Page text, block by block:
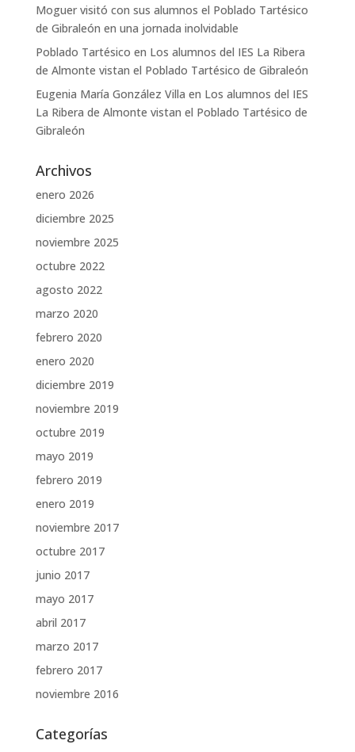
Moguer visitó con sus alumnos el Poblado Tartésico
de Gibraleón en una jornada inolvidable
Poblado Tartésico en Los alumnos del IES La Ribera
de Almonte vistan el Poblado Tartésico de Gibraleón
Eugenia María González Villa en Los alumnos del IES
La Ribera de Almonte vistan el Poblado Tartésico de
Gibraleón
Archivos
enero 2026
diciembre 2025
noviembre 2025
octubre 2022
agosto 2022
marzo 2020
febrero 2020
enero 2020
diciembre 2019
noviembre 2019
octubre 2019
mayo 2019
febrero 2019
enero 2019
noviembre 2017
octubre 2017
junio 2017
mayo 2017
abril 2017
marzo 2017
febrero 2017
noviembre 2016
Categorías